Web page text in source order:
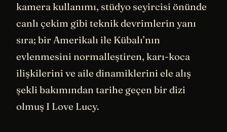
kamera kullanımı, stüdyo seyircisi önünde
canlı çekim gibi teknik devrimlerin yanı
sıra; bir Amerikalı ile Kübalı’nın
evlenmesini normalleştiren, karı-koca
ilişkilerini ve aile dinamiklerini ele alış
şekli bakımından tarihe geçen bir dizi
olmuş I Love Lucy.